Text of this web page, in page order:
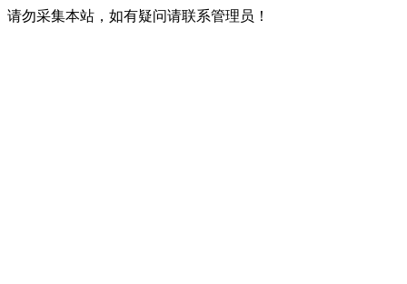
请勿采集本站，如有疑问请联系管理员！